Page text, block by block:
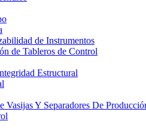
de Instrumentos
de Tableros de Control
Estructural
Vasijas Y Separadores De